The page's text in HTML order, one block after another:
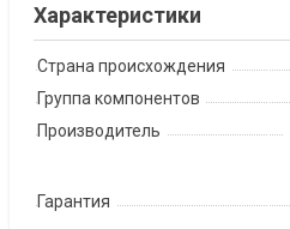
Характеристики
Страна происхождения
Группа компонентов
Производитель
Гарантия